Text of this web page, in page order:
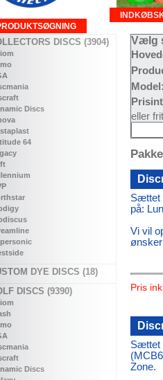
DISCS (3904)
Discs
64
DYE DISCS (18)
DISCS (9390)
Discs
Vælg
Model:
eller
Sættet
på:
Vi vil
Pris
Sættet
Zone.